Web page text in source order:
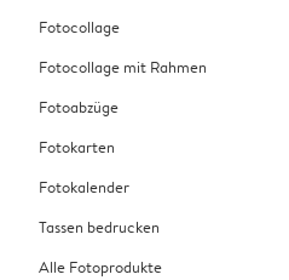
Fotocollage
Fotocollage mit Rahmen
Fotoabzüge
Fotokarten
Fotokalender
Tassen bedrucken
Alle Fotoprodukte